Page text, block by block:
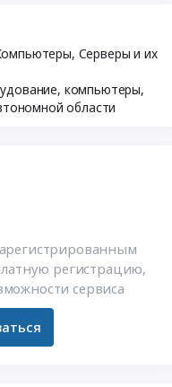
Серверы и их
компьютеры,
области
регистрацию,
сервиса